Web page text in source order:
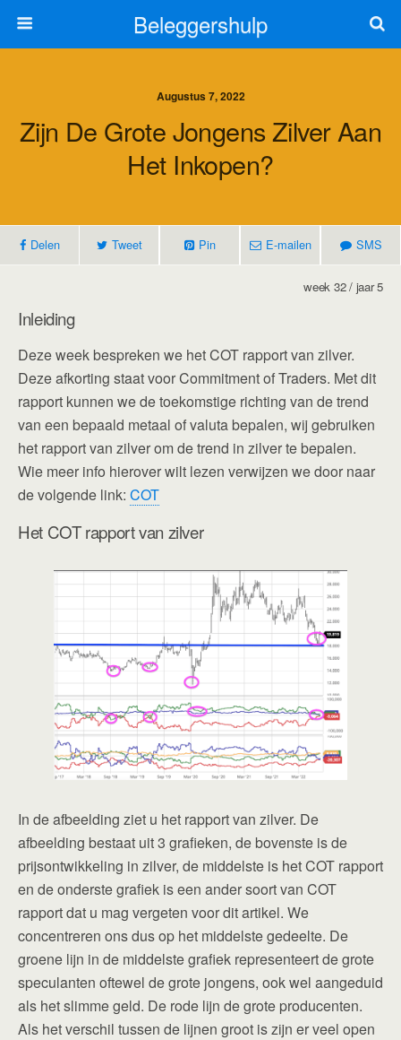
Beleggershulp
Augustus 7, 2022
Zijn De Grote Jongens Zilver Aan
Het Inkopen?
Delen Tweet Pin E-mailen SMS
week 32 / jaar 5
Inleiding
Deze week bespreken we het COT rapport van zilver.
Deze afkorting staat voor Commitment of Traders. Met dit
rapport kunnen we de toekomstige richting van de trend
van een bepaald metaal of valuta bepalen, wij gebruiken
het rapport van zilver om de trend in zilver te bepalen.
Wie meer info hierover wilt lezen verwijzen we door naar
de volgende link: COT
Het COT rapport van zilver
In de afbeelding ziet u het rapport van zilver. De
afbeelding bestaat uit 3 grafieken, de bovenste is de
prijsontwikkeling in zilver, de middelste is het COT rapport
en de onderste grafiek is een ander soort van COT
rapport dat u mag vergeten voor dit artikel. We
concentreren ons dus op het middelste gedeelte. De
groene lijn in de middelste grafiek representeert de grote
speculanten oftewel de grote jongens, ook wel aangeduid
als het slimme geld. De rode lijn de grote producenten.
Als het verschil tussen de lijnen groot is zijn er veel open